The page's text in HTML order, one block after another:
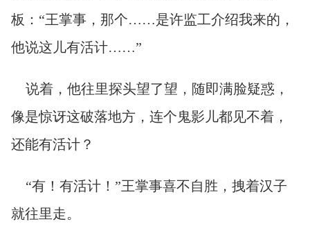
板：“王掌事，那个……是许监工介绍我来的，
他说这儿有活计……”
说着，他往里探头望了望，随即满脸疑惑，
像是惊讶这破落地方，连个鬼影儿都见不着，
还能有活计？
“有！有活计！”王掌事喜不自胜，拽着汉子
就往里走。